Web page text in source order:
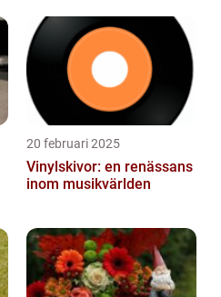
20 februari 2025
Vinylskivor: en renässans
inom musikvärlden